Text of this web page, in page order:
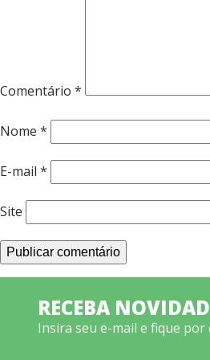
Comentário *
Nome *
E-mail *
Site
RECEBA
Insira seu e-mail e fique